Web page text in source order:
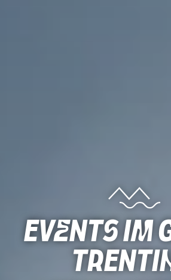
Events im